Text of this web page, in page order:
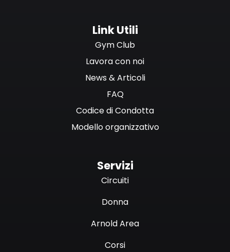
Link Utili
Gym Club
Lavora con noi
News & Articoli
FAQ
Codice di Condotta
Modello organizzativo
Servizi
Circuiti
Donna
Arnold Area
Corsi